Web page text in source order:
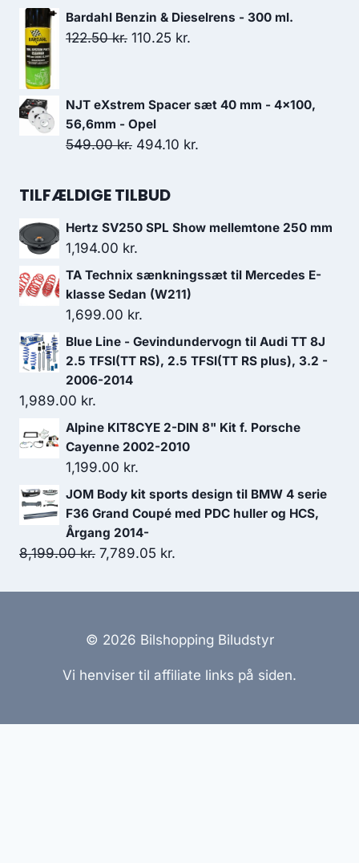
599.00 kr.. 509.15 kr..
oprindelige
pris
aktuelle
Bardahl Benzin & Dieselrens - 300 ml.
122.50kr. Den
var:
122.50 kr..
110.25 kr.
er:
NJT eXstrem Spacer sæt 40 mm - 4x100,
56,6mm - Opel
549.00kr. Den
pris
549.00 kr..
494.10 kr.
494.10 kr..
TILFÆLDIGE TILBUD
Hertz SV250 SPL Show mellemtone 250 mm
1,194.00 kr.
TA Technix sænkningssæt til Mercedes E-
klasse Sedan (W211)
1,699.00 kr.
Blue Line - Gevindundervogn til Audi TT 8J
2.5 TFSI(TT RS), 2.5 TFSI(TT RS plus), 3.2 -
2006-2014
1,989.00 kr.
Alpine KIT8CYE 2-DIN 8" Kit f. Porsche
Cayenne 2002-2010
1,199.00 kr.
JOM Body kit sports design til BMW 4 serie
F36 Grand Coupé med PDC huller og HCS,
Årgang 2014-
8,199.00kr. Den
pris
8,199.00 kr..
7,789.05 kr.
pris
7,789.05 kr..
© 2026 Bilshopping Biludstyr
Vi henviser til affiliate links på siden.